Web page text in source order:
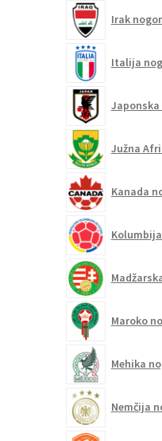
Irak
Italija
Japonska
Južna
Kanada
Maroko
Mehika
Nemčija